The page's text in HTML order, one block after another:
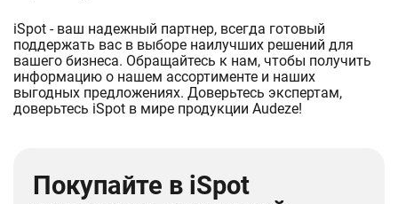
iSpot - ваш надежный партнер, всегда готовый
поддержать вас в выборе наилучших решений для
вашего бизнеса. Обращайтесь к нам, чтобы получить
информацию о нашем ассортименте и наших
выгодных предложениях. Доверьтесь экспертам,
доверьтесь iSpot в мире продукции Audeze!
Покупайте в iSpot